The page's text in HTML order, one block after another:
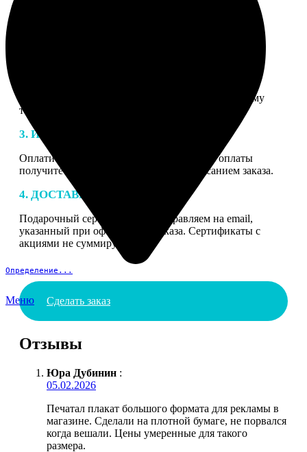
Определение...
Меню
специалисты могут связаться с Вами по указанному
телефону или email для согласования деталей.
3. ИЗГОТОВЛЕНИЕ
Оплатите заказ банковской картой. После оплаты
получите подтверждение на email с описанием заказа.
4. ДОСТАВКА И ОПЛАТА
Подарочный сертификат мы отправляем на email,
указанный при оформлении заказа. Сертификаты с
акциями не суммируются.
Сделать заказ
Отзывы
Юра Дубинин :
05.02.2026
Печатал плакат большого формата для рекламы в
магазине. Сделали на плотной бумаге, не порвался
когда вешали. Цены умеренные для такого
размера.